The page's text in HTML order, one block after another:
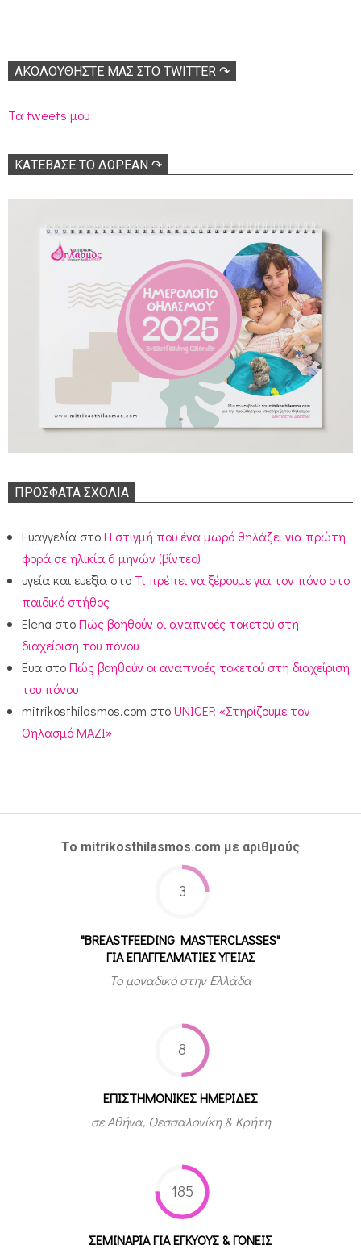
ΑΚΟΛΟΥΘΉΣΤΕ ΜΑΣ ΣΤΟ TWITTER ↷
Τα tweets μου
ΚΑΤΕΒΑΣΕ ΤΟ ΔΩΡΕΑΝ ↷
ΠΡΌΣΦΑΤΑ ΣΧΌΛΙΑ
Ευαγγελία στοΗ στιγμή που ένα μωρό θηλάζει για πρώτη
φορά σε ηλικία 6 μηνών (βίντεο)
υγεία και ευεξία στο Τι πρέπει να ξέρουμε για τον πόνο στο
παιδικό στήθος
Elena στοΠώς βοηθούν οι αναπνοές τοκετού στη
διαχείριση του πόνου
Ευα στοΠώς βοηθούν οι αναπνοές τοκετού στη διαχείριση
του πόνου
mitrikosthilasmos.com στοUNICEF: «Στηρίζουμε τον
Θηλασμό ΜΑΖΙ»
Το mitrikosthilasmos.com με αριθμούς
3
"BREASTFEEDING MASTERCLASSES"
ΓΙΑ ΕΠΑΓΓΕΛΜΑΤΙΕΣ ΥΓΕΙΑΣ
Το μοναδικό στην Ελλάδα
8
ΕΠΙΣΤΗΜΟΝΙΚΕΣ ΗΜΕΡΙΔΕΣ
σε Αθήνα, Θεσσαλονίκη & Κρήτη
185
ΣΕΜΙΝΑΡΙΑ ΓΙΑ ΕΓΚΥΟΥΣ & ΓΟΝΕΙΣ